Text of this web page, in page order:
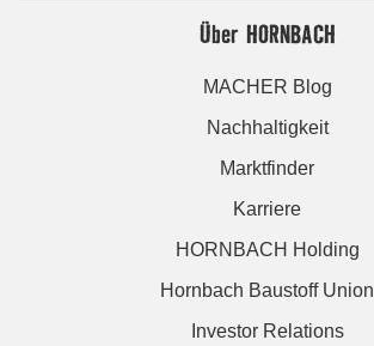
Über HORNBACH
MACHER Blog
Nachhaltigkeit
Marktfinder
Karriere
HORNBACH Holding
Hornbach Baustoff Union
Investor Relations